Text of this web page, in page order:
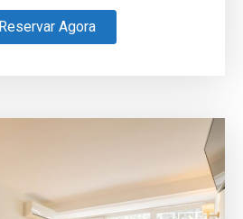
Reservar Agora